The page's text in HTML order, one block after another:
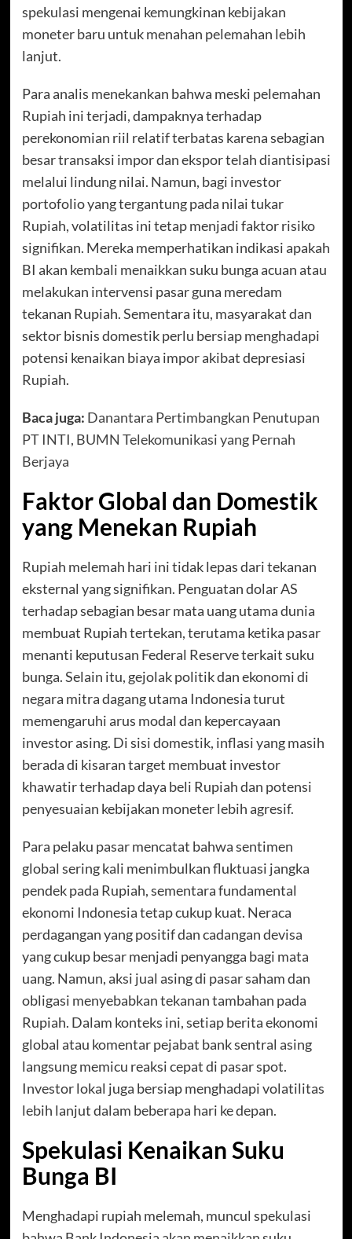
spekulasi mengenai kemungkinan kebijakan
moneter baru untuk menahan pelemahan lebih
lanjut.
Para analis menekankan bahwa meski pelemahan
Rupiah ini terjadi, dampaknya terhadap
perekonomian riil relatif terbatas karena sebagian
besar transaksi impor dan ekspor telah diantisipasi
melalui lindung nilai. Namun, bagi investor
portofolio yang tergantung pada nilai tukar
Rupiah, volatilitas ini tetap menjadi faktor risiko
signifikan. Mereka memperhatikan indikasi apakah
BI akan kembali menaikkan suku bunga acuan atau
melakukan intervensi pasar guna meredam
tekanan Rupiah. Sementara itu, masyarakat dan
sektor bisnis domestik perlu bersiap menghadapi
potensi kenaikan biaya impor akibat depresiasi
Rupiah.
Baca juga: Danantara Pertimbangkan Penutupan
PT INTI, BUMN Telekomunikasi yang Pernah
Berjaya
Faktor Global dan Domestik
yang Menekan Rupiah
Rupiah melemah hari ini tidak lepas dari tekanan
eksternal yang signifikan. Penguatan dolar AS
terhadap sebagian besar mata uang utama dunia
membuat Rupiah tertekan, terutama ketika pasar
menanti keputusan Federal Reserve terkait suku
bunga. Selain itu, gejolak politik dan ekonomi di
negara mitra dagang utama Indonesia turut
memengaruhi arus modal dan kepercayaan
investor asing. Di sisi domestik, inflasi yang masih
berada di kisaran target membuat investor
khawatir terhadap daya beli Rupiah dan potensi
penyesuaian kebijakan moneter lebih agresif.
Para pelaku pasar mencatat bahwa sentimen
global sering kali menimbulkan fluktuasi jangka
pendek pada Rupiah, sementara fundamental
ekonomi Indonesia tetap cukup kuat. Neraca
perdagangan yang positif dan cadangan devisa
yang cukup besar menjadi penyangga bagi mata
uang. Namun, aksi jual asing di pasar saham dan
obligasi menyebabkan tekanan tambahan pada
Rupiah. Dalam konteks ini, setiap berita ekonomi
global atau komentar pejabat bank sentral asing
langsung memicu reaksi cepat di pasar spot.
Investor lokal juga bersiap menghadapi volatilitas
lebih lanjut dalam beberapa hari ke depan.
Spekulasi Kenaikan Suku
Bunga BI
Menghadapi rupiah melemah, muncul spekulasi